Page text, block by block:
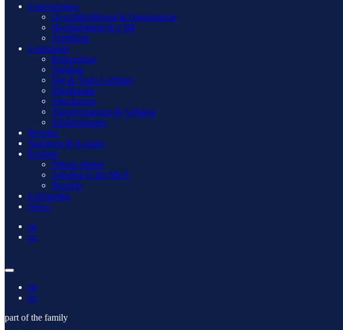
Unternehmen
Geschäftsführung & Organisation
Nachhaltigkeit & CSR
Zertifikate
Leistungen
Brückenbau
Stahlbau
Jigs & Tools Luftfahrt
Windkanäle
Simulatoren
Transformatoren & Gehäuse
Sonderanlagen
Projekte
Standorte & Kontakt
Karriere
Offene Stellen
Arbeiten in der MCE
Benefits
Lieferanten
News
de
en
de
en
part of the family